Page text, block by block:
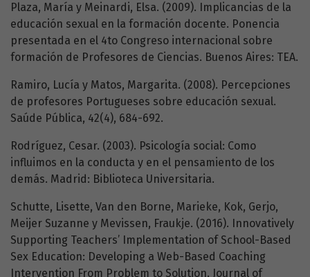
Plaza, María y Meinardi, Elsa. (2009). Implicancias de la
educación sexual en la formación docente. Ponencia
presentada en el 4to Congreso internacional sobre
formación de Profesores de Ciencias. Buenos Aires: TEA.
Ramiro, Lucía y Matos, Margarita. (2008). Percepciones
de profesores Portugueses sobre educación sexual.
Saúde Pública, 42(4), 684-692.
Rodríguez, Cesar. (2003). Psicología social: Como
influimos en la conducta y en el pensamiento de los
demás. Madrid: Biblioteca Universitaria.
Schutte, Lisette, Van den Borne, Marieke, Kok, Gerjo,
Meijer Suzanne y Mevissen, Fraukje. (2016). Innovatively
Supporting Teachers’ Implementation of School-Based
Sex Education: Developing a Web-Based Coaching
Intervention From Problem to Solution. Journal of